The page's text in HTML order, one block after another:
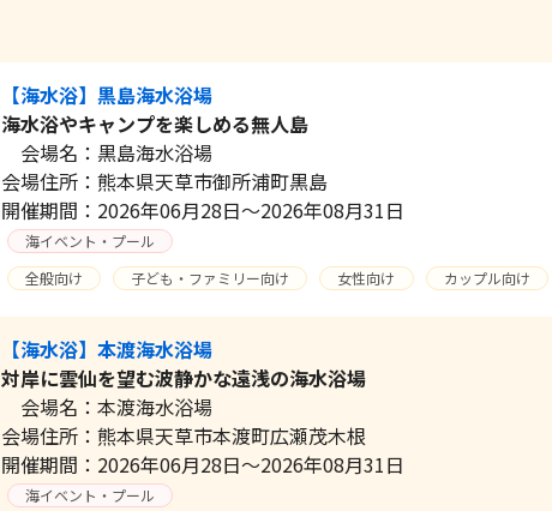
【海水浴】黒島海水浴場
海水浴やキャンプを楽しめる無人島
会場名：黒島海水浴場
会場住所：熊本県天草市御所浦町黒島
開催期間：2026年06月28日～2026年08月31日
海イベント・プール
全般向け
子ども・ファミリー向け 女性向け カップル向け
【海水浴】本渡海水浴場
対岸に雲仙を望む波静かな遠浅の海水浴場
会場名：本渡海水浴場
会場住所：熊本県天草市本渡町広瀬茂木根
開催期間：2026年06月28日～2026年08月31日
海イベント・プール